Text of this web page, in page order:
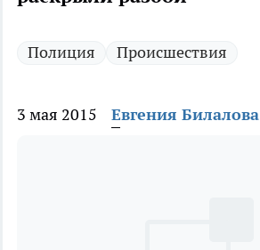
Полиция Происшествия
3 мая 2015 Евгения Билалова